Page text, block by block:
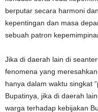
berputar secara harmoni
kepentingan dan masa
sebuah patron
Jika di daerah lain di
fenomena yang
hanya dalam waktu singkat
Bupatinya, jika di daerah
warga terhadap kebijakan